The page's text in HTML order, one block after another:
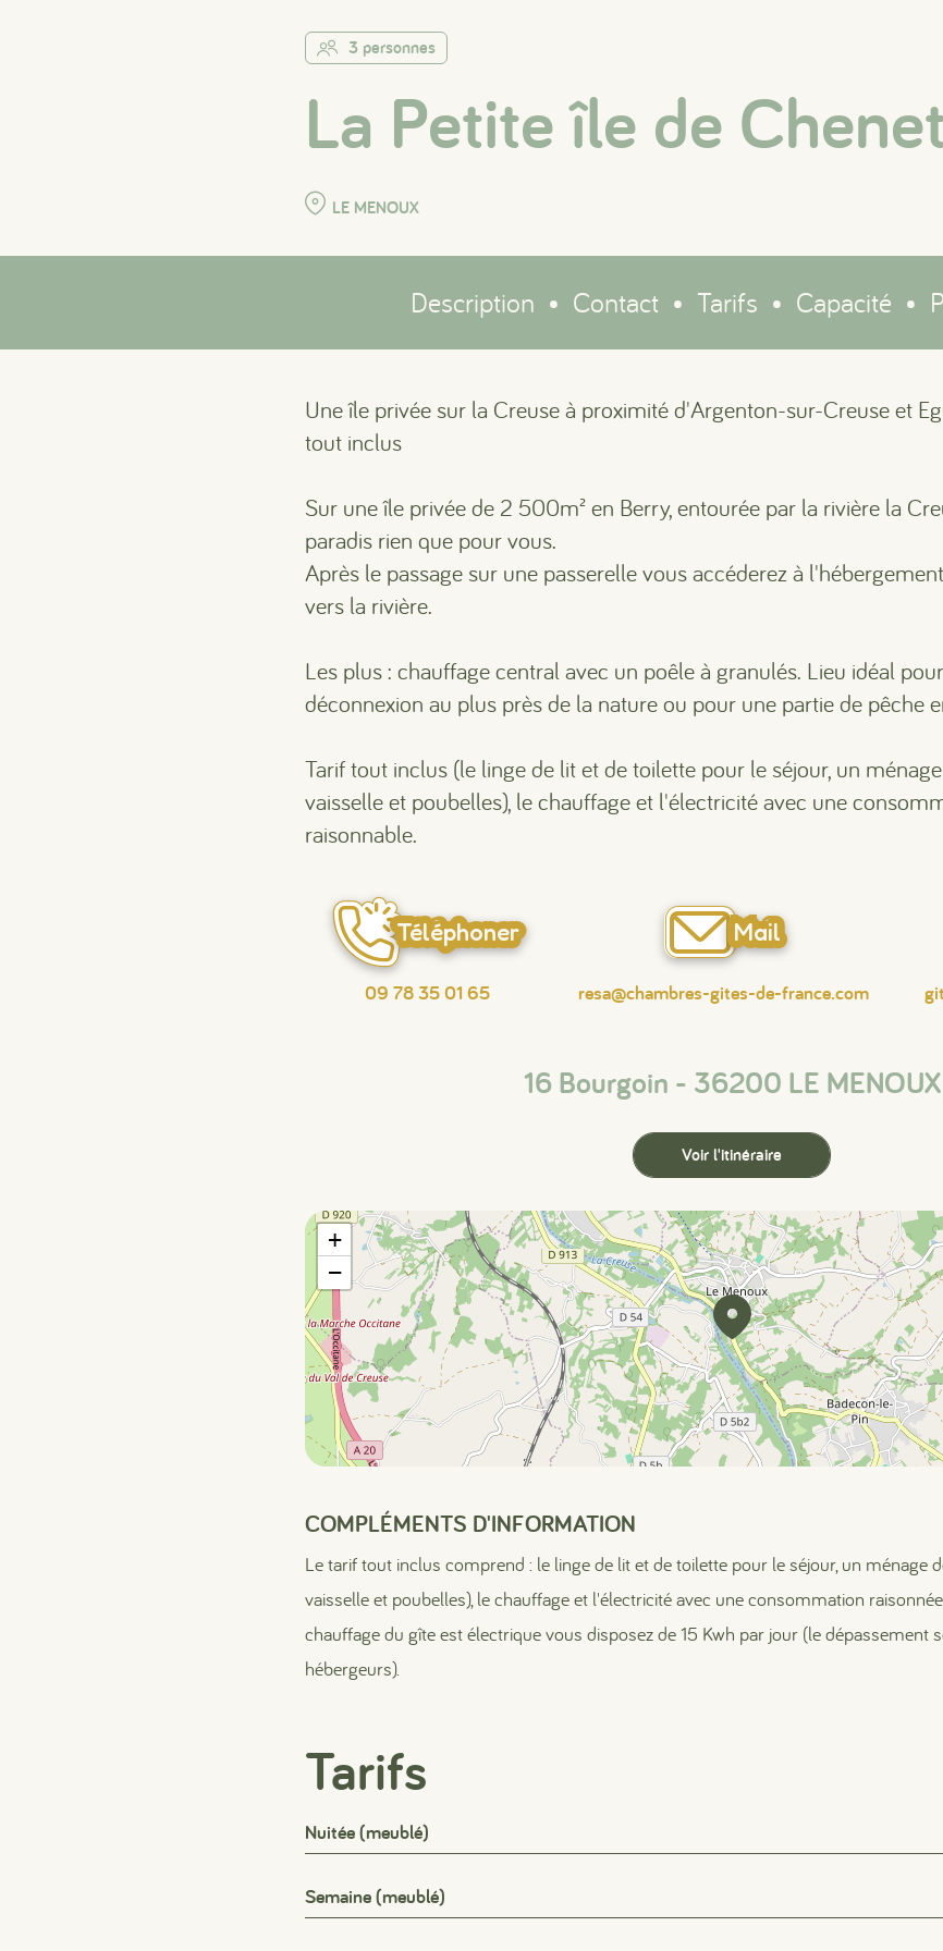
3 personnes
La Petite île de
LE MENOUX
Description • Contact • Tarifs • Capacité •
Une île privée sur la Creuse à proximité d'Argenton-sur-Creuse et
tout inclus
Sur une île privée de 2 500m² en Berry, entourée par la rivière la
paradis rien que pour vous.
Après le passage sur une passerelle vous accéderez à
vers la rivière.
Les plus : chauffage central avec un poêle à granulés. Lieu idéal
déconnexion au plus près de la nature ou pour une partie de pêche
Tarif tout inclus (le linge de lit et de toilette pour le séjour, un
vaisselle et poubelles), le chauffage et l'électricité avec une
raisonnable.
Téléphoner
09 78 35 01 65
Mail
resa@chambres-gites-de-france.com
16 Bourgoin - 36200 LE MENOUX
Voir l'itinéraire
+
−
COMPLÉMENTS D'INFORMATION
Le tarif tout inclus comprend : le linge de lit et de toilette pour le séjour, un ménage
vaisselle et poubelles), le chauffage et l'électricité avec une consommation
chauffage du gîte est électrique vous disposez de 15 Kwh par jour (le dépassement
hébergeurs).
Tarifs
Nuitée (meublé)
Semaine (meublé)